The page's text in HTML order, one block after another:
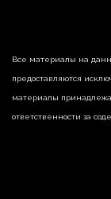
Все материалы на
предоставляются
материалы
ответственности за